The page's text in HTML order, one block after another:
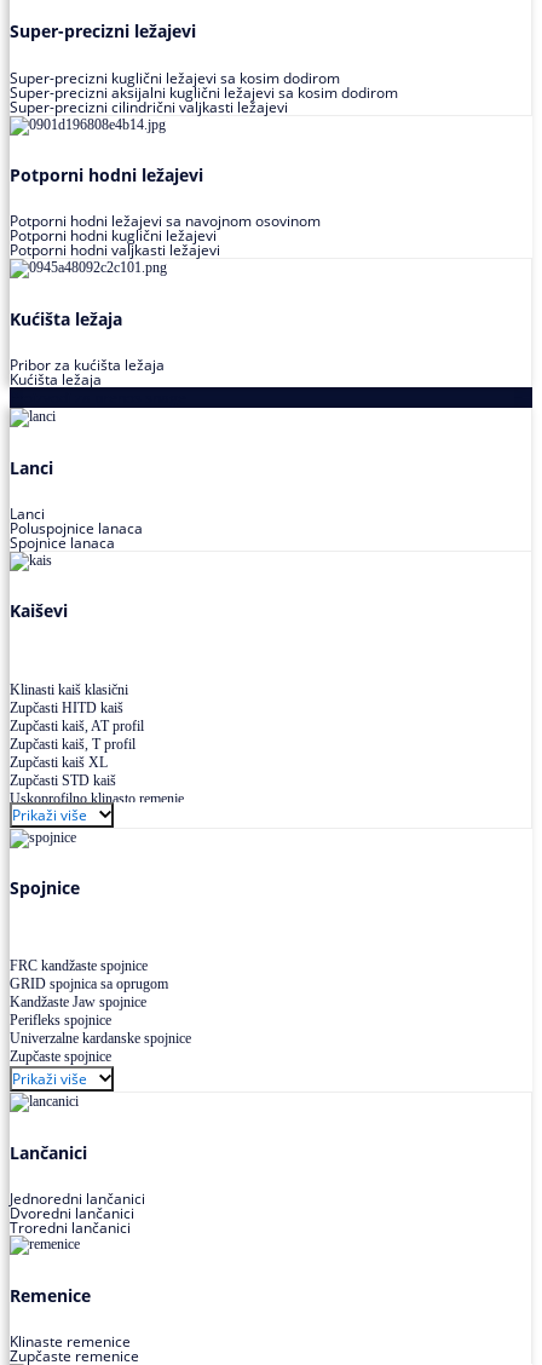
Super-precizni ležajevi
Super-precizni kuglični ležajevi sa kosim dodirom
Super-precizni aksijalni kuglični ležajevi sa kosim dodirom
Super-precizni cilindrični valjkasti ležajevi
Potporni hodni ležajevi
Potporni hodni ležajevi sa navojnom osovinom
Potporni hodni kuglični ležajevi
Potporni hodni valjkasti ležajevi
Kućišta ležaja
Pribor za kućišta ležaja
Kućišta ležaja
Lanci
Lanci
Poluspojnice lanaca
Spojnice lanaca
Kaiševi
Klinasti kaiš klasični
Zupčasti HITD kaiš
Zupčasti kaiš, AT profil
Zupčasti kaiš, T profil
Zupčasti kaiš XL
Zupčasti STD kaiš
Uskoprofilno klinasto remenje
Uskoprofilno klinasto remenje spojeno
Uskoprofilno klinasto remenje XP extra power
Višekanalno remenje PJ,PK
Prikaži više
Spojnice
FRC kandžaste spojnice
GRID spojnica sa oprugom
Kandžaste Jaw spojnice
Perifleks spojnice
Univerzalne kardanske spojnice
Zupčaste spojnice
Prikaži više
Lančanici
Jednoredni lančanici
Dvoredni lančanici
Troredni lančanici
Remenice
Klinaste remenice
Zupčaste remenice